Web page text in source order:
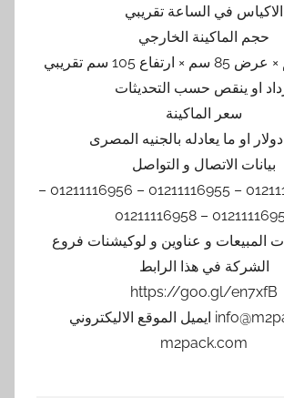
الاكياس في الساعة تقريبي
حجم الماكينة الخارجي
طول 107 سم × عرض 85 سم × ارتفاع 105 سم تقريبي
او ينقص حسب التحديثات
سعر الماكينة
بيانات الاتصال و التواصل
موبايل 01211116954 – 01211116955 – 01211116956 –
01211116957 –
المبيعات و عناوين و لوكيشنات فروع
الشركة في هذا الرابط
https://goo.gl/en7xfB
info@m2pack.com ايميل الموقع الاليكتروني
m2pack.com